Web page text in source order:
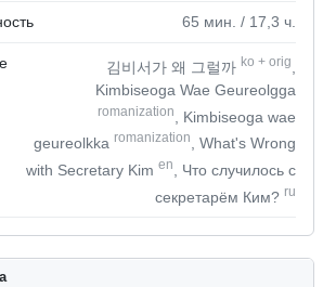
65 мин. / 17,3 ч.
김비서가 왜 그럴까 ko + orig
Kimbiseoga Wae Geureolgga
romanization
, Kimbiseoga wae
geureolkka romanization
, What's Wrong
with Secretary Kim en
, Что случилось с
секретарём Ким? ru